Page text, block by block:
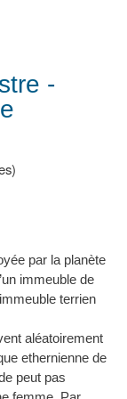
-
par la planète
immeuble de
terrien
aléatoirement
ethernienne de
peut pas